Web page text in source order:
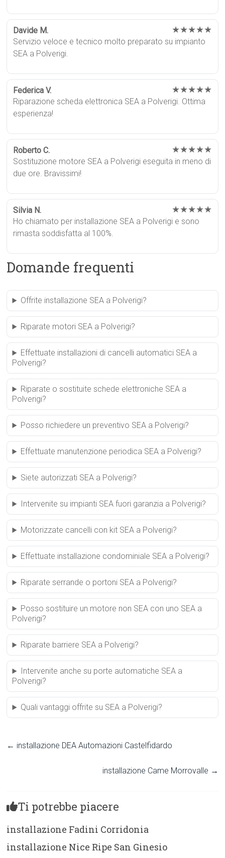
Davide M. ★★★★★
Servizio veloce e tecnico molto preparato su impianto
SEA a Polverigi.
Federica V. ★★★★★
Riparazione scheda elettronica SEA a Polverigi. Ottima
esperienza!
Roberto C. ★★★★★
Sostituzione motore SEA a Polverigi eseguita in meno di
due ore. Bravissimi!
Silvia N. ★★★★★
Ho chiamato per installazione SEA a Polverigi e sono
rimasta soddisfatta al 100%.
Domande frequenti
Offrite installazione SEA a Polverigi?
Riparate motori SEA a Polverigi?
Effettuate installazioni di cancelli automatici SEA a
Polverigi?
Riparate o sostituite schede elettroniche SEA a
Polverigi?
Posso richiedere un preventivo SEA a Polverigi?
Effettuate manutenzione periodica SEA a Polverigi?
Siete autorizzati SEA a Polverigi?
Intervenite su impianti SEA fuori garanzia a Polverigi?
Motorizzate cancelli con kit SEA a Polverigi?
Effettuate installazione condominiale SEA a Polverigi?
Riparate serrande o portoni SEA a Polverigi?
Posso sostituire un motore non SEA con uno SEA a
Polverigi?
Riparate barriere SEA a Polverigi?
Intervenite anche su porte automatiche SEA a
Polverigi?
Quali vantaggi offrite su SEA a Polverigi?
← installazione DEA Automazioni Castelfidardo
installazione Came Morrovalle →
Ti potrebbe piacere
installazione Fadini Corridonia
installazione Nice Ripe San Ginesio